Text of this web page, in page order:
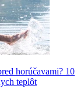
horúčavami? 10
teplôt